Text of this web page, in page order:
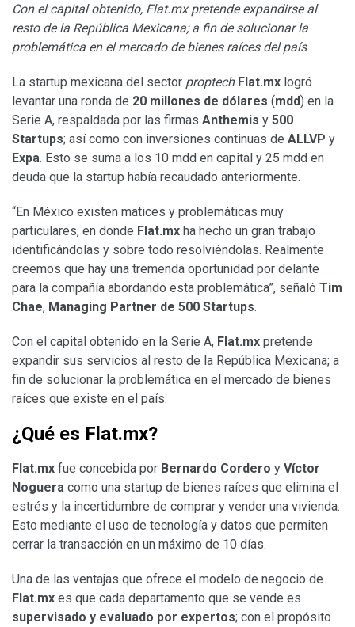
Con el capital obtenido, Flat.mx pretende expandirse al
resto de la República Mexicana; a fin de solucionar la
problemática en el mercado de bienes raíces del país
La startup mexicana del sector proptech Flat.mx logró
levantar una ronda de 20 millones de dólares (mdd) en la
Serie A, respaldada por las firmas Anthemis y 500
Startups; así como con inversiones continuas de ALLVP y
Expa. Esto se suma a los 10 mdd en capital y 25 mdd en
deuda que la startup había recaudado anteriormente.
“En México existen matices y problemáticas muy
particulares, en donde Flat.mx ha hecho un gran trabajo
identificándolas y sobre todo resolviéndolas. Realmente
creemos que hay una tremenda oportunidad por delante
para la compañía abordando esta problemática”, señaló Tim
Chae, Managing Partner de 500 Startups.
Con el capital obtenido en la Serie A, Flat.mx pretende
expandir sus servicios al resto de la República Mexicana; a
fin de solucionar la problemática en el mercado de bienes
raíces que existe en el país.
¿Qué es Flat.mx?
Flat.mx fue concebida por Bernardo Cordero y Víctor
Noguera como una startup de bienes raíces que elimina el
estrés y la incertidumbre de comprar y vender una vivienda.
Esto mediante el uso de tecnología y datos que permiten
cerrar la transacción en un máximo de 10 días.
Una de las ventajas que ofrece el modelo de negocio de
Flat.mx es que cada departamento que se vende es
supervisado y evaluado por expertos; con el propósito